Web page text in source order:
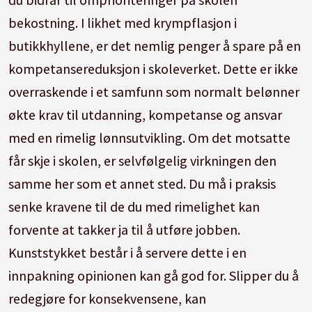
bekostning. I likhet med krympflasjon i
butikkhyllene, er det nemlig penger å spare på en
kompetansereduksjon i skoleverket. Dette er ikke
overraskende i et samfunn som normalt belønner
økte krav til utdanning, kompetanse og ansvar
med en rimelig lønnsutvikling. Om det motsatte
får skje i skolen, er selvfølgelig virkningen den
samme her som et annet sted. Du må i praksis
senke kravene til de du med rimelighet kan
forvente at takker ja til å utføre jobben.
Kunststykket består i å servere dette i en
innpakning opinionen kan gå god for. Slipper du å
redegjøre for konsekvensene, kan